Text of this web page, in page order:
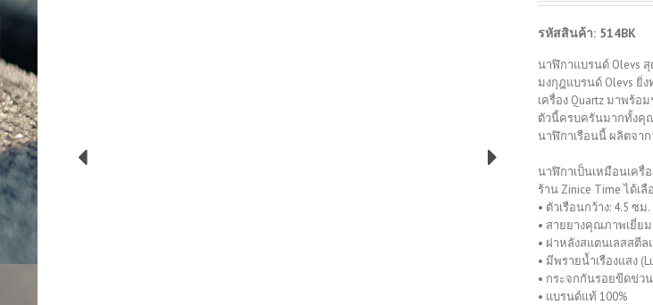
รหัสสินค้า: 514BK
นาฬิกาแบรนด์ Olevs
มงกุฎแบรนด์ Olevs ยิ่
เครื่อง Quartz มาพร้อ
ตัวนี้ครบครันมากทั้งคุ
นาฬิกาเรือนนี้ ผลิตจา
นาฬิกาเป็นเหมือนเค
ร้าน Zinice Time ได้
• ตัวเรือนกว้าง: 4.5 ซม.
• สายยางคุณภาพเยี่ยม
• ฝาหลังสแตนเลสสตีล
• มีพรายน้ำเรืองแสง
• กระจกกันรอยขีดข่ว
• แบรนด์แท้ 100%